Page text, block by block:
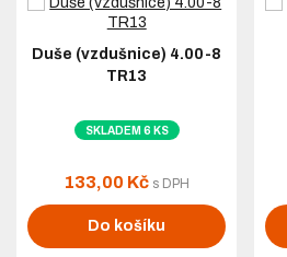
Duše (vzdušnice) 4.00-8
TR13
SKLADEM 6 KS
133,00 Kč s DPH
Do košíku